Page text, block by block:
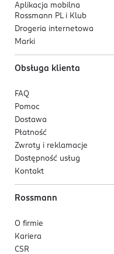
Aplikacja mobilna
Rossmann PL i Klub
Drogeria internetowa
Marki
Obsługa klienta
FAQ
Pomoc
Dostawa
Płatność
Zwroty i reklamacje
Dostępność usług
Kontakt
Rossmann
O firmie
Kariera
CSR